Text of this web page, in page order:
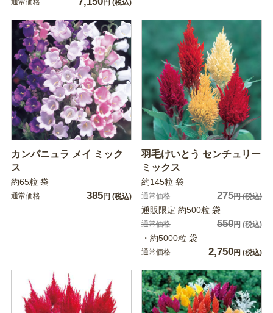
通常価格 円 (税込)
カンパニュラ メイ ミック
ス
約65粒 袋
通常価格 385円 (税込)
羽毛けいとう センチュリー
ミックス
約145粒 袋
通常価格 275円(税込)
通販限定 約500粒 袋
通常価格 550円(税込)
・約5000粒 袋
通常価格 2,750円 (税込)